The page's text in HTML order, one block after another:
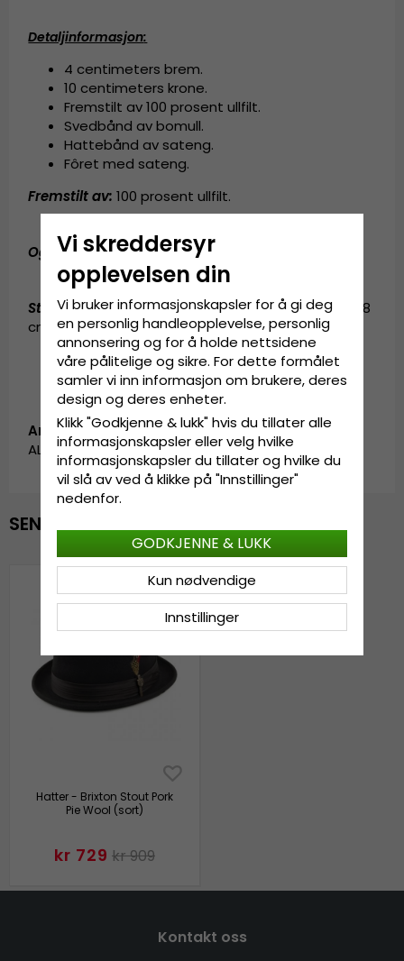
Detaljinformasjon:
4 centimeters brem.
10 centimeters krone.
Fremstilt av100 prosentullfilt.
Svedbånd av bomull.
Hattebånd av sateng.
Fôret med sateng.
Fremstilt av: 100 prosentullfilt.
Også kjent som (AKA):pork pie-hatt
Størrelsesinformasjon:Small - 56 cm. Medium - 58
cm. Large - 60 cm. X-Large - 62 cm.
Artikkel-ID:
ALL_00036/10764.bkblk-1
SENEST VISTE
Hatter - Brixton Stout Pork
Pie Wool (sort)
kr 729 kr 909
Kontakt oss
Vi skreddersyr
opplevelsen din
Vi bruker informasjonskapsler for å gi deg
en personlig handleopplevelse, personlig
annonsering og for å holde nettsidene
våre pålitelige og sikre. For dette formålet
samler vi inn informasjon om brukere, deres
design og deres enheter.
Klikk "Godkjenne & lukk" hvis du tillater alle
informasjonskapsler eller velg hvilke
informasjonskapsler du tillater og hvilke du
vil slå av ved å klikke på "Innstillinger"
nedenfor.
Innstillinger
Kun nødvendige
GODKJENNE & LUKK